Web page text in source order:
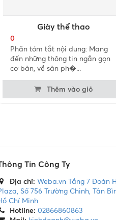
Giày thể thao
0
Phần tóm tắt nội dung: Mang
đến những thông tin ngắn gọn
cơ bản, về sản ph�...
Thêm vào giỏ
Tin Công Ty
Địa chỉ:Weba.vn Tầng 7 Đoàn
Số 756 Trường Chinh, Tân
Chí Minh
Hotline: 02866860863